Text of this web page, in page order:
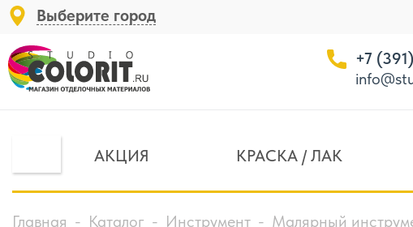
Выберите город
+7
АКЦИЯ КРАСКА / ЛАК
Главная - Каталог - Инструмент - Малярный